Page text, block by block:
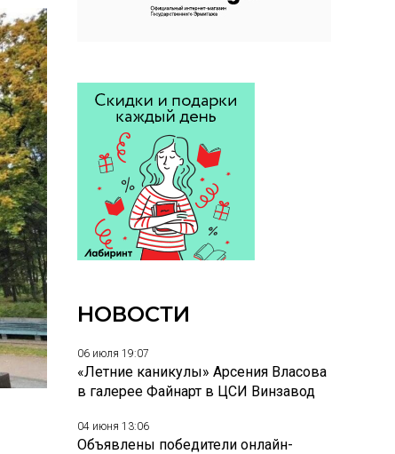
НОВОСТИ
06 июля 19:07
«Летние каникулы» Арсения Власова
в галерее Файнарт в ЦСИ Винзавод
04 июня 13:06
Объявлены победители онлайн-